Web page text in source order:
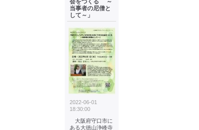
会をつくる ～
当事者の尼僧と
して～」
2022-06-01
18:30:00
大阪府守口市に
ある大徳山浄峰寺